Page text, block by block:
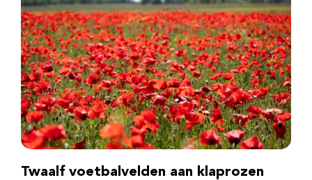
Twaalf voetbalvelden aan klaprozen